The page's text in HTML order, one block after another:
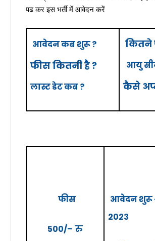
पढ कर इस भर्ती में आवेदन करें
आवेदन कब शुरू ?
फीस कितनी है ?
लास्टडेटकब ?
कितने
आयु
कैसे
फीस
500/- रु
आवेदनशुरू
2023